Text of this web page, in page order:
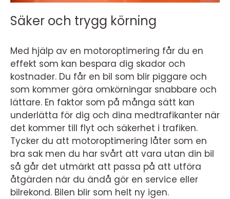
Säker och trygg körning
Med hjälp av en motoroptimering får du en
effekt som kan bespara dig skador och
kostnader. Du får en bil som blir piggare och
som kommer göra omkörningar snabbare och
lättare. En faktor som på många sätt kan
underlätta för dig och dina medtrafikanter när
det kommer till flyt och säkerhet i trafiken.
Tycker du att motoroptimering låter som en
bra sak men du har svårt att vara utan din bil
så går det utmärkt att passa på att utföra
åtgärden när du ändå gör en service eller
bilrekond. Bilen blir som helt ny igen.